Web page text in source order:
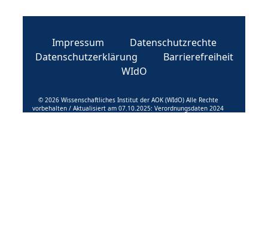
Impressum
Datenschutzrechte
Datenschutzerklärung
Barrierefreiheit
WIdO
© 2026 Wissenschaftliches Institut der AOK (WIdO) Alle Rechte
vorbehalten / Aktualisiert am 07.10.2025: Verordnungsdaten 2024